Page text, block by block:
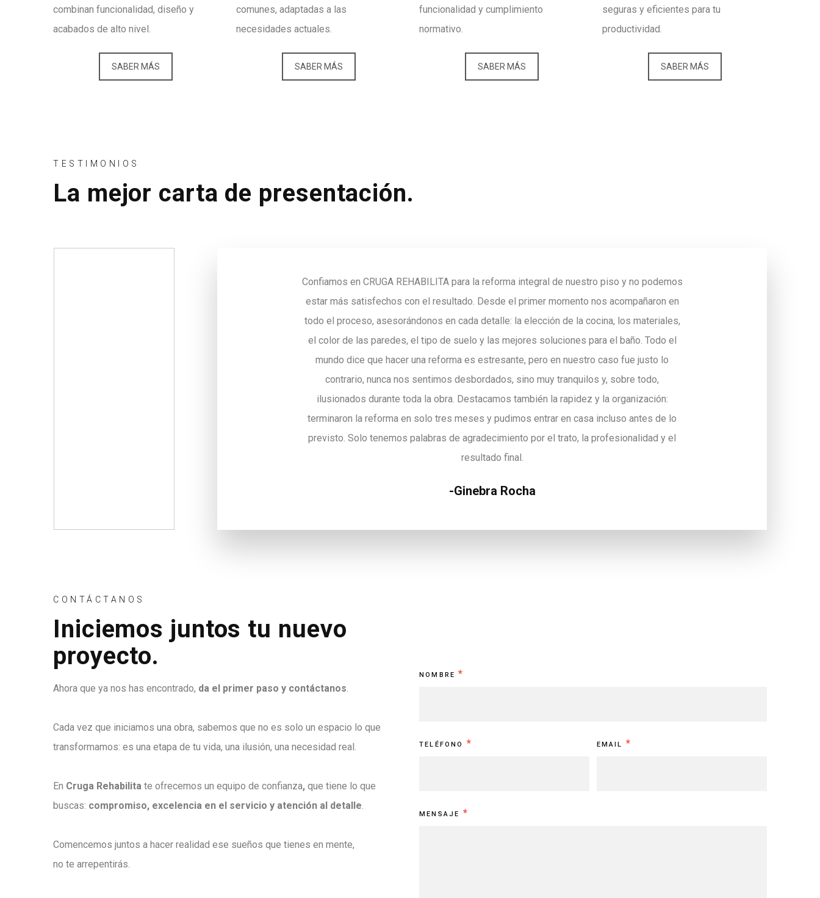
combinan funcionalidad, diseño y
acabados de alto nivel.
SABER MÁS
comunes, adaptadas a las
necesidades actuales.
SABER MÁS
funcionalidad y cumplimiento
normativo.
SABER MÁS
seguras y eficientes para tu
productividad.
SABER MÁS
TESTIMONIOS
La mejor carta de presentación.
Confiamos en CRUGA REHABILITA para la reforma integral de nuestro piso y no podemos
estar más satisfechos con el resultado. Desde el primer momento nos acompañaron en
todo el proceso, asesorándonos en cada detalle: la elección de la cocina, los materiales,
el color de las paredes, el tipo de suelo y las mejores soluciones para el baño. Todo el
mundo dice que hacer una reforma es estresante, pero en nuestro caso fue justo lo
contrario, nunca nos sentimos desbordados, sino muy tranquilos y, sobre todo,
ilusionados durante toda la obra. Destacamos también la rapidez y la organización:
terminaron la reforma en solo tres meses y pudimos entrar en casa incluso antes de lo
previsto. Solo tenemos palabras de agradecimiento por el trato, la profesionalidad y el
resultado final.
Ginebra Rocha
CONTÁCTANOS
Iniciemos juntos tu nuevo
proyecto.
Ahora que ya nos has encontrado, da el primer paso y contáctanos.
Cada vez que iniciamos una obra, sabemos que no es solo un espacio lo que
transformamos: es una etapa de tu vida, una ilusión, una necesidad real.
En Cruga Rehabilita te ofrecemos un equipo de confianza, que tiene lo que
buscas: compromiso, excelencia en el servicio y atención al detalle.
Comencemos juntos a hacer realidad ese sueños que tienes en mente,
no te arrepentirás.
Contacto
NOMBRE*
TELÉFONO * EMAIL *
MENSAJE *